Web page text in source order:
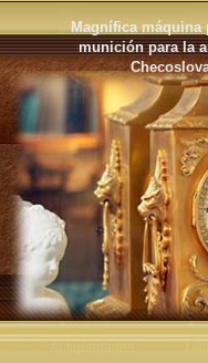
Magnífica máquina
munición para la